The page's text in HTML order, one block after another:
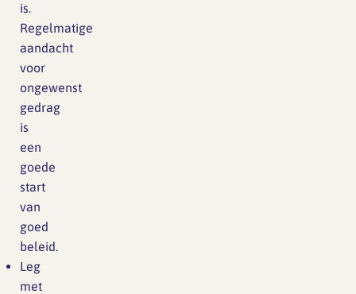
is.
Regelmatige
aandacht
voor
ongewenst
gedrag
is
een
goede
start
van
goed
beleid.
Leg
met